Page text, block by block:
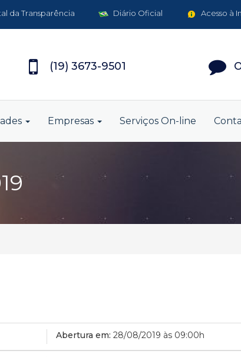
Acesso à
Diário Oficial
da Transparência
(19) 3673-9501
Empresas Serviços On-line
Abertura em: 28/08/2019 às 09:00h